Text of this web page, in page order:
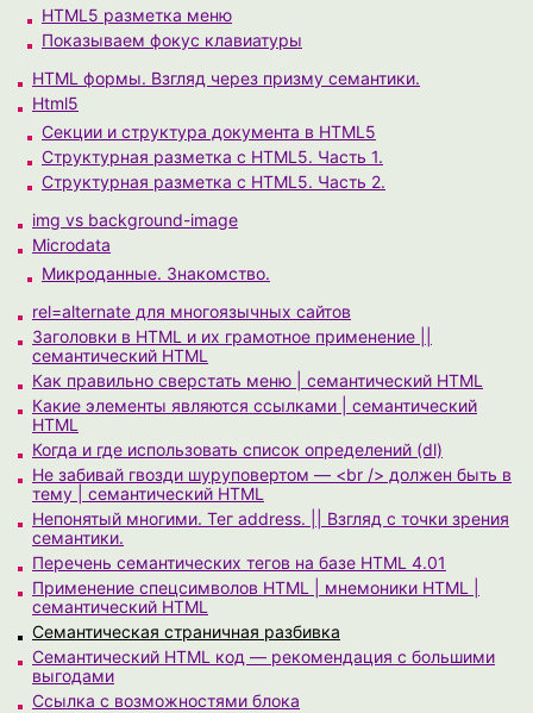
HTML5 разметка меню
Показываем фокус клавиатуры
HTML формы. Взгляд через призму семантики.
Html5
Секции и структура документа в HTML5
Структурная разметка с HTML5. Часть 1.
Структурная разметка с HTML5. Часть 2.
img vs background-image
Microdata
Микроданные. Знакомство.
rel=alternate для многоязычных сайтов
Заголовки в HTML и их грамотное применение ||
семантический HTML
Как правильно сверстать меню | семантический HTML
Какие элементы являются ссылками | семантический
HTML
Когда и где использовать список определений (dl)
Не забивай гвозди шуруповертом — <br /> должен быть в
тему | семантический HTML
Непонятый многими. Тег address. || Взгляд с точки зрения
семантики.
Перечень семантических тегов на базе HTML 4.01
Применение спецсимволов HTML | мнемоники HTML |
семантический HTML
Семантическая страничная разбивка
Семантический HTML код — рекомендация с большими
выгодами
Ссылка с возможностями блока